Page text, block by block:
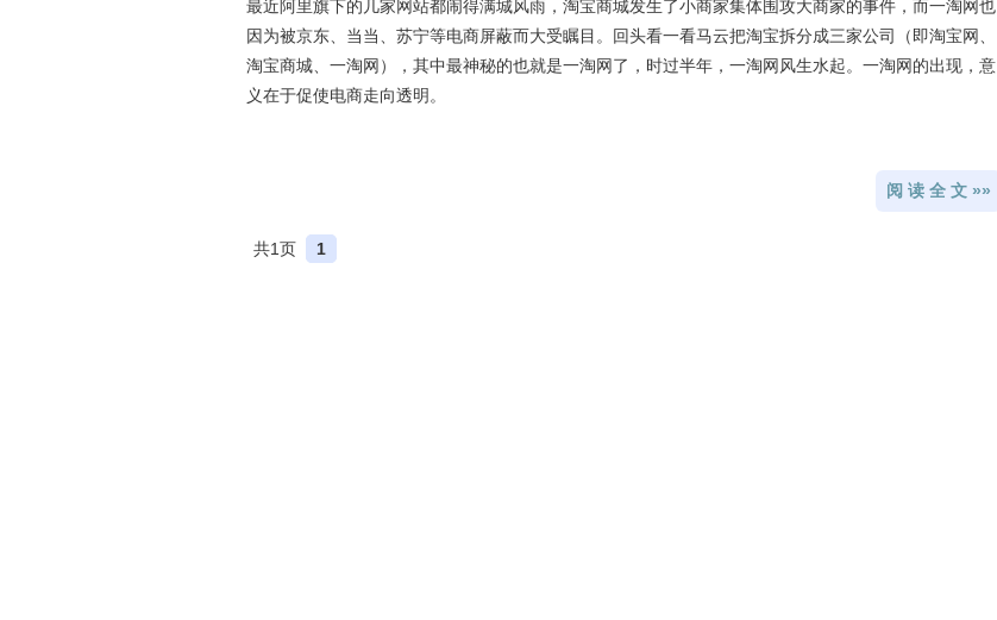
最近阿里旗下的几家网站都闹得满城风雨，淘宝商城发生了小商家集体围攻大商家的事件，而一淘网也
因为被京东、当当、苏宁等电商屏蔽而大受瞩目。回头看一看马云把淘宝拆分成三家公司（即淘宝网、
淘宝商城、一淘网），其中最神秘的也就是一淘网了，时过半年，一淘网风生水起。一淘网的出现，意
义在于促使电商走向透明。
阅 读 全 文 »»
共1页 1